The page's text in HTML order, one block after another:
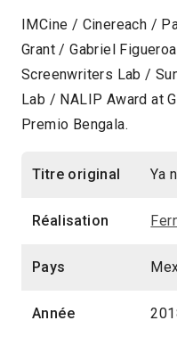
IMCine / Cinereach /
Grant / Gabriel
Screenwriters Lab /
Lab / NALIP Award at
Premio Bengala.
Titre original Ya
Réalisation
Pays
Année